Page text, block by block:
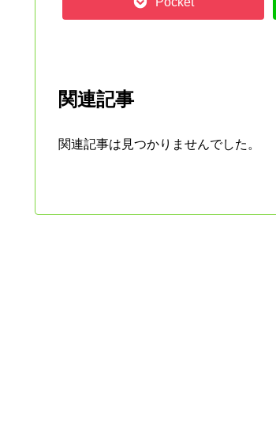
関連記事
関連記事は見つかりませんでした。